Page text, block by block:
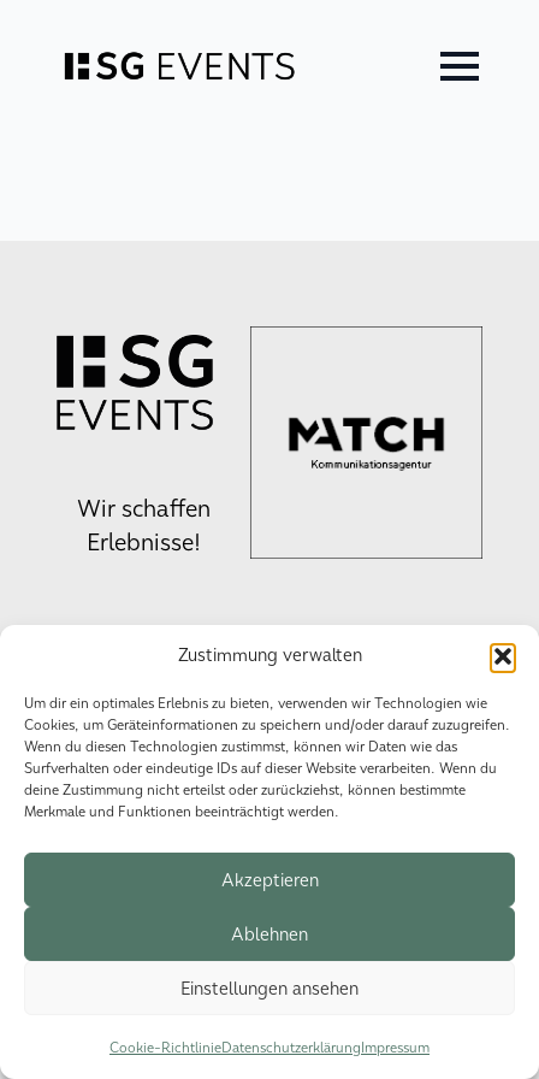
Zustimmung verwalten
Um dir ein optimales Erlebnis zu bieten, verwenden wir Technologien wie
Cookies, um Geräteinformationen zu speichern und/oder darauf zuzugreifen.
Wenn du diesen Technologien zustimmst, können wir Daten wie das
Surfverhalten oder eindeutige IDs auf dieser Website verarbeiten. Wenn du
deine Zustimmung nicht erteilst oder zurückziehst, können bestimmte
Merkmale und Funktionen beeinträchtigt werden.
Akzeptieren
Ablehnen
Einstellungen ansehen
Cookie-RichtlinieDatenschutzerklärung Impressum
springen
Wir schaffen
Erlebnisse!
© 2026 HSG Events.